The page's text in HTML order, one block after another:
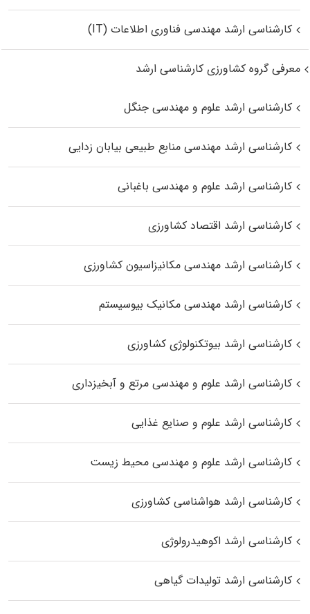
کارشناسی ارشد مهندسی فناوری اطلاعات (IT)
معرفی گروه کشاورزی کارشناسی ارشد
کارشناسی ارشد علوم و مهندسی جنگل
کارشناسی ارشد مهندسی منابع طبیعی بیابان زدایی
کارشناسی ارشد علوم و مهندسی باغبانی
کارشناسی ارشد اقتصاد کشاورزی
کارشناسی ارشد مهندسی مکانیزاسیون کشاورزی
کارشناسی ارشد مهندسی مکانیک بیوسیستم
کارشناسی ارشد بیوتکنولوژی کشاورزی
کارشناسی ارشد علوم و مهندسی مرتع و آبخیزداری
کارشناسی ارشد علوم و صنایع غذایی
کارشناسی ارشد علوم و مهندسی محیط زیست
کارشناسی ارشد هواشناسی کشاورزی
کارشناسی ارشد اکوهیدرولوژی
کارشناسی ارشد تولیدات گیاهی